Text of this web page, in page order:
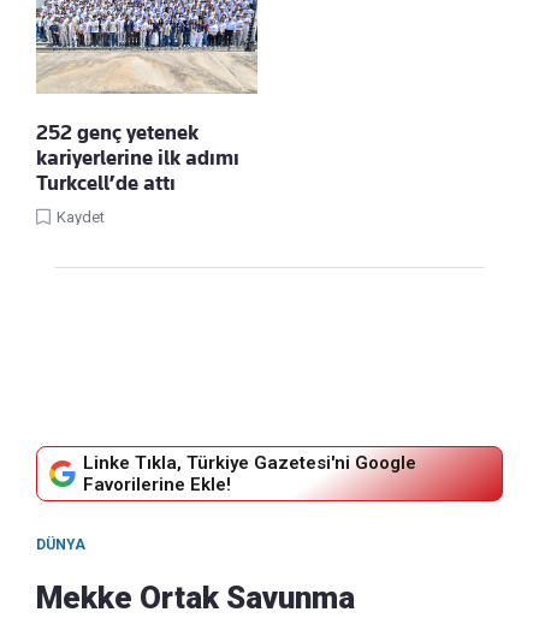
252 genç yetenek
kariyerlerine ilk adımı
Turkcell’de attı
Kaydet
Linke Tıkla, Türkiye Gazetesi'ni Google
Favorilerine Ekle!
DÜNYA
Mekke Ortak Savunma